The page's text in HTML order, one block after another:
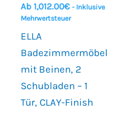
Ab 1,012.00€ - Inklusive
Mehrwertsteuer
ELLA
Badezimmermöbel
mit Beinen, 2
Schubladen – 1
Tür, CLAY-Finish